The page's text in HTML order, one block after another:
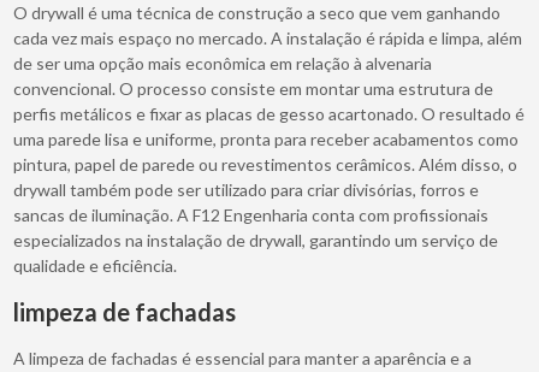
O drywall é uma técnica de construção a seco que vem ganhando
cada vez mais espaço no mercado. A instalação é rápida e limpa, além
de ser uma opção mais econômica em relação à alvenaria
convencional. O processo consiste em montar uma estrutura de
perfis metálicos e fixar as placas de gesso acartonado. O resultado é
uma parede lisa e uniforme, pronta para receber acabamentos como
pintura, papel de parede ou revestimentos cerâmicos. Além disso, o
drywall também pode ser utilizado para criar divisórias, forros e
sancas de iluminação. A F12 Engenharia conta com profissionais
especializados na instalação de drywall, garantindo um serviço de
qualidade e eficiência.
limpeza de fachadas
A limpeza de fachadas é essencial para manter a aparência e a